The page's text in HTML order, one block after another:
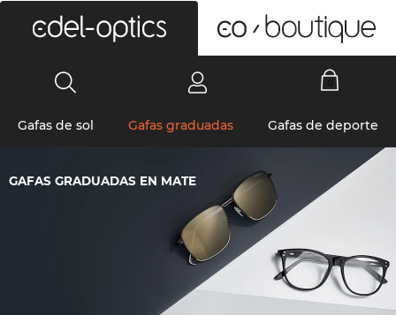
Gafas de sol Gafas graduadas Gafas de deporte
GAFAS GRADUADAS EN MATE